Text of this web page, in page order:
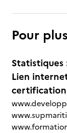
Pour
Statistiques
Lien